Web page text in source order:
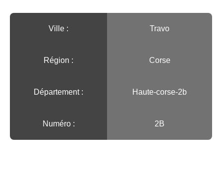
Ville :️ Travo
Région :️ Corse
Département : Haute-corse-2b
Numéro : 2B